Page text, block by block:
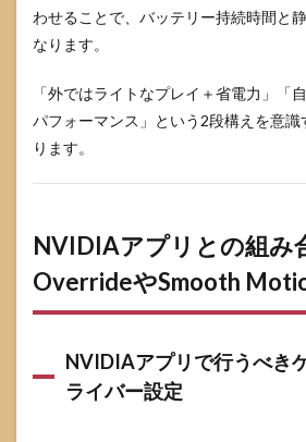
わせることで、バッテリー持続時間と
なります。
「外ではライトなプレイ＋省電力」「
パフォーマンス」という2段構えを意
ります。
NVIDIAアプリとの組み
OverrideやSmooth
NVIDIAアプリで行うべき
ライバー設定